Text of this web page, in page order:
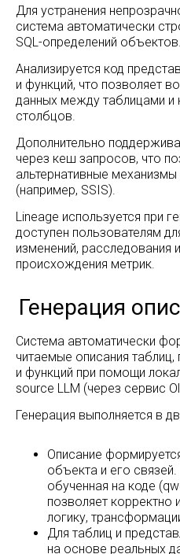
Для устранения
система автоматически
SQL-определений объектов.
Анализируется код
и функций, что позволяет
данных между таблицами и
столбцов.
Дополнительно
через кеш запросов, что
альтернативные механизмы
(например, SSIS).
Lineage используется при
доступен пользователям
изменений, расследования
происхождения метрик.
Система автоматически
читаемые описания таблиц,
и функций при помощи
source LLM (через сервис
Генерация выполняется в
Описание
объекта и его
обученная на коде
позволяет корректно
логику,
Для таблиц и
на основе реальных
ИИ-агент
Автоматизация при